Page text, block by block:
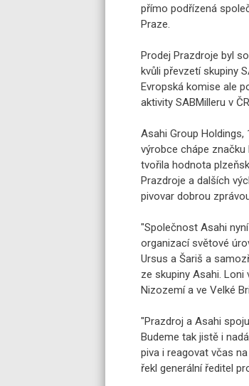
přímo podřízená
Praze.
Prodej Prazdroje byl
kvůli převzetí skupiny
Evropská komise ale
aktivity SABMilleru v
Asahi Group
výrobce chápe značku
tvořila hodnota
Prazdroje a dalších
pivovar dobrou
"Společnost Asahi
organizací světové
Ursus a Šariš a
ze skupiny Asahi. Loni
Nizozemí a ve Velké
"Prazdroj a Asahi
Budeme tak jistě i
piva i reagovat včas
řekl generální ředitel